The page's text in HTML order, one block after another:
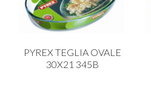
PYREX TEGLIA OVALE
30X21 345B